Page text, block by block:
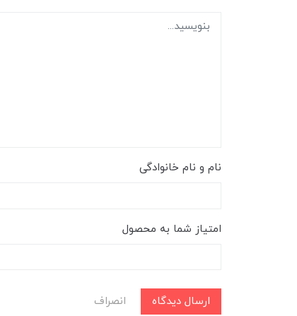
نام و نام خانوادگی
امتیاز شما به محصول
ارسال دیدگاه انصراف